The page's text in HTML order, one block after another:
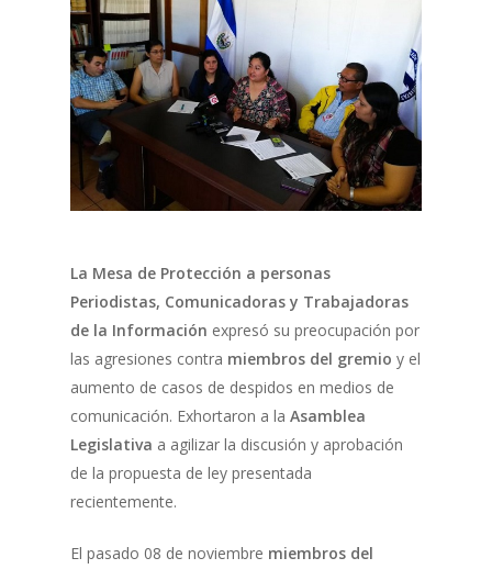
La Mesa de Protección a personas
Periodistas, Comunicadoras y Trabajadoras
de la Información expresó su preocupación por
las agresiones contra miembros del gremio y el
aumento de casos de despidos en medios de
comunicación. Exhortaron a la Asamblea
Legislativa a agilizar la discusión y aprobación
de la propuesta de ley presentada
recientemente.
El pasado 08 de noviembre miembros del